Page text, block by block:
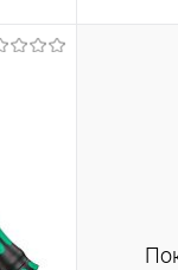
В